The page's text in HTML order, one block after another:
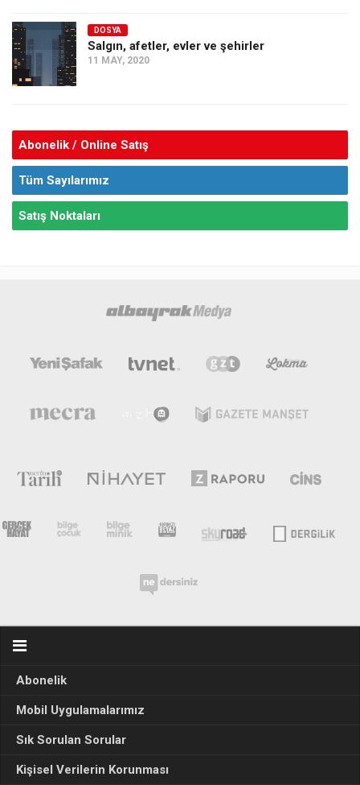
DOSYA
Salgın, afetler, evler ve şehirler
11 MAY, 2020
Abonelik / Online Satış
Tüm Sayılarımız
Satış Noktaları
Abonelik
Mobil Uygulamalarımız
Sık Sorulan Sorular
Kişisel Verilerin Korunması